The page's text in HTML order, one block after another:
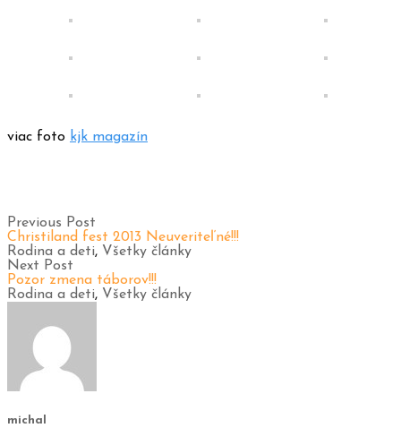
viac foto kjk magazín
Previous Post
Christiland fest 2013 Neuveriteľné!!!
Rodina a deti, Všetky články
Next Post
Pozor zmena táborov!!!
Rodina a deti, Všetky články
michal